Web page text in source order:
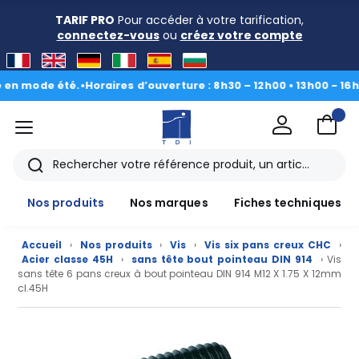
TARIF PRO Pour accéder à votre tarification,
connectez-vousou créez votre compte
été.•Horaires d’ouverture : 8h30 – 12h00 • 13h00 - 16h30|
menu
Rechercher
Nos produits
Nos marques Fiches techniques
Accueil › Nos produits › Vis › Vis six pans creux CHC
›
Acier classe 45H
› sans tête bout pointeau DIN 914
› Vis
sans tête 6 pans creux à bout pointeau DIN 914 M12 X 1.75 X 12mm
cl.45H